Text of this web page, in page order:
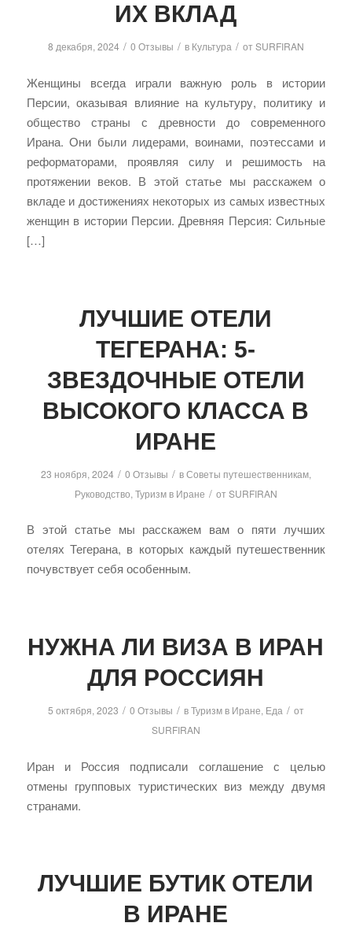
ИХ ВКЛАД
8 декабря, 2024 / 0 Отзывы / в Культура / отSURFIRAN
Женщины всегда играли важную роль в истории
Персии, оказывая влияние на культуру, политику и
общество страны с древности до современного
Ирана. Они были лидерами, воинами, поэтессами и
реформаторами, проявляя силу и решимость на
протяжении веков. В этой статье мы расскажем о
вкладе и достижениях некоторых из самых известных
женщин в истории Персии. Древняя Персия: Сильные
[…]
ЛУЧШИЕ ОТЕЛИ
ТЕГЕРАНА: 5-
ЗВЕЗДОЧНЫЕ ОТЕЛИ
ВЫСОКОГО КЛАССА В
ИРАНЕ
23 ноября, 2024 / 0 Отзывы / вСоветы путешественникам,
Руководство, Туризм в Иране / отSURFIRAN
В этой статье мы расскажем вам о пяти лучших
отелях Тегерана, в которых каждый путешественник
почувствует себя особенным.
НУЖНА ЛИ ВИЗА В ИРАН
ДЛЯ РОССИЯН
5 октября, 2023 / 0 Отзывы / вТуризм в Иране, Еда / от
SURFIRAN
Иран и Россия подписали соглашение с целью
отмены групповых туристических виз между двумя
странами.
ЛУЧШИЕ БУТИК ОТЕЛИ
В ИРАНЕ